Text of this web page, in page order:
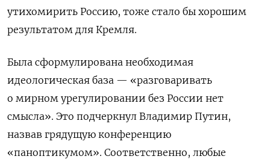
утихомирить Россию, тоже стало бы хорошим
результатом для Кремля.
Была сформулирована необходимая
идеологическая база — «разговаривать
о мирном урегулировании без России нет
смысла». Это подчеркнул Владимир Путин,
назвав грядущую конференцию
«паноптикумом». Соответственно, любые